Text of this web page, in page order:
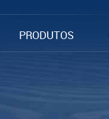
PRODUTOS